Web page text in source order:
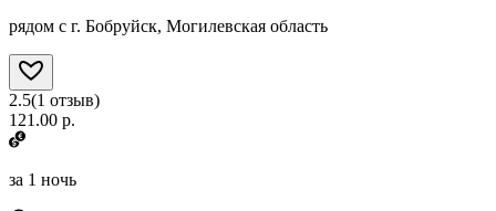
рядом с г. Бобруйск, Могилевская область
2.5(1 отзыв)
121.00 р.
за 1 ночь